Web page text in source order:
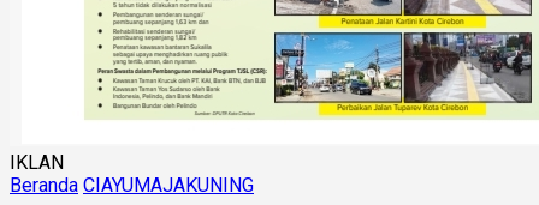
IKLAN
Beranda CIAYUMAJAKUNING